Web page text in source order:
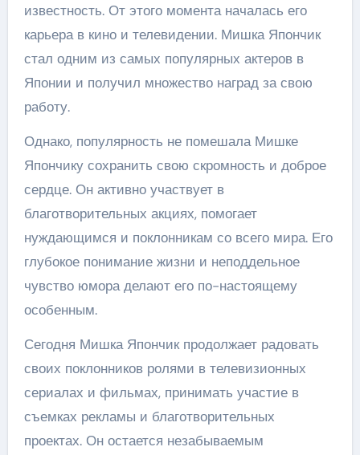
известность. От этого момента началась его
карьера в кино и телевидении. Мишка Япончик
стал одним из самых популярных актеров в
Японии и получил множество наград за свою
работу.
Однако, популярность не помешала Мишке
Япончику сохранить свою скромность и доброе
сердце. Он активно участвует в
благотворительных акциях, помогает
нуждающимся и поклонникам со всего мира. Его
глубокое понимание жизни и неподдельное
чувство юмора делают его по-настоящему
особенным.
Сегодня Мишка Япончик продолжает радовать
своих поклонников ролями в телевизионных
сериалах и фильмах, принимать участие в
съемках рекламы и благотворительных
проектах. Он остается незабываемым